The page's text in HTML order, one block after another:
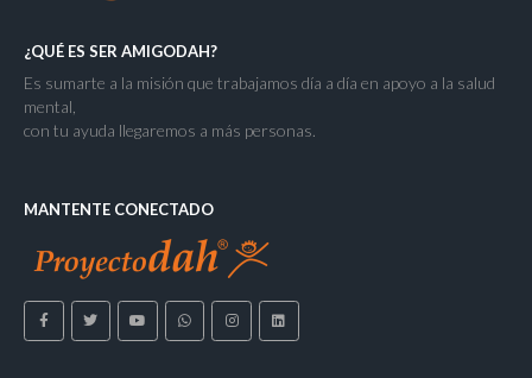
¿QUÉ ES SER AMIGODAH?
Es sumarte a la misión que trabajamos día a día en apoyo a la salud
mental,
con tu ayuda llegaremos a más personas.
MANTENTE CONECTADO